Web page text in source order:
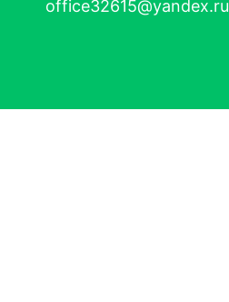
office32615@yandex.ru